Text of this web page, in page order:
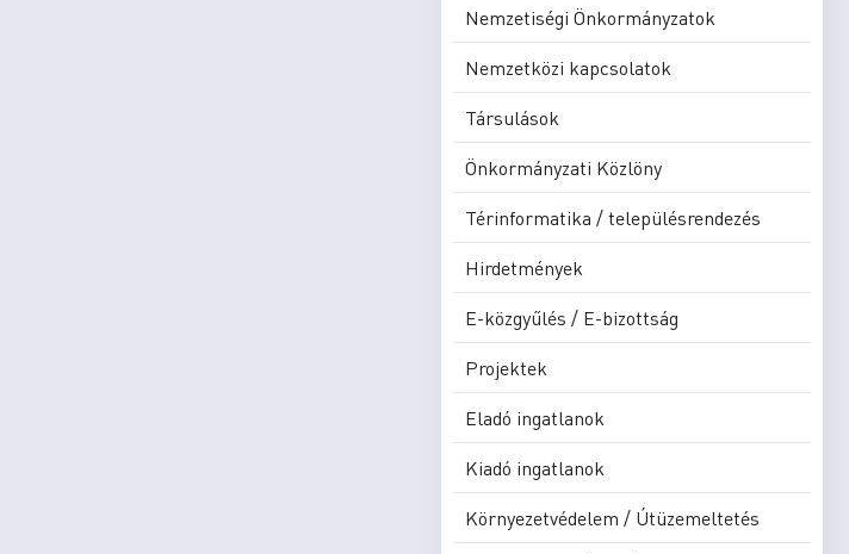
Nemzetiségi Önkormányzatok
Nemzetközi kapcsolatok
Társulások
Önkormányzati Közlöny
Térinformatika / településrendezés
Hirdetmények
E-közgyűlés / E-bizottság
Projektek
Eladó ingatlanok
Kiadó ingatlanok
Környezetvédelem / Útüzemeltetés